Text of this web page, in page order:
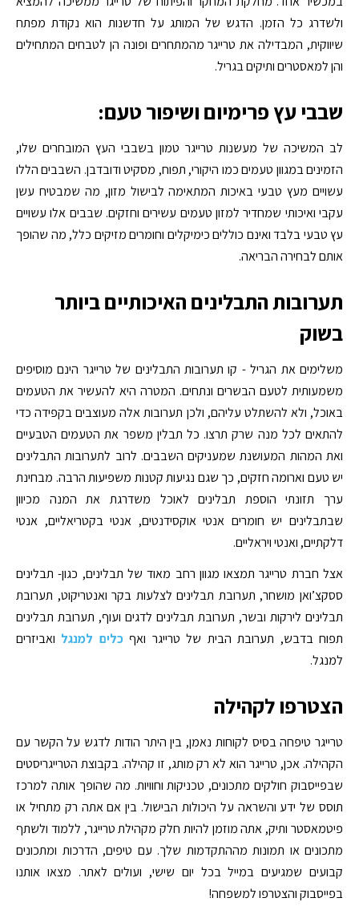
ולשדרג כל הזמן. הדגש של המותג על חדשנות הוא נקודת מפתח
שיווקית, המבדילה את טרייגר מהמתחרים ופונה הן לטבחים המתחילים
והן למאסטרים ותיקים בגריל.
שבבי עץ פרימיום ושיפור טעם:
לב המשיכה של מעשנות טרייגר טמון בשבבי העץ המובחרים שלו,
הזמינים במגוון טעמים כמו היקורי, תפוח, מסקיט ודובדבן. השבבים הללו
עשויים מעץ טבעי באיכות המתאימה לבישול מזון, מה שמבטיח עשן
עקבי ואיכותי שמחדיר למזון טעמים עשירים וחזקים. שבבים אלו עשויים
עץ טבעי בלבד ואינם כוללים כימיקלים וחומרים מזיקים כלל, מה שהופך
אותם לבחירה הבריאה.
תערובות התבלינים האיכותיים ביותר
בשוק
משלימים את הגריל - קו תערובות התבלינים של טרייגר הינם מוסיפים
משמעותית לטעם הבשרים ונתחים. המטרה היא להעשיר את הטעמים
באוכל, ולא להשתלט עליהם, ולכן תערובות אלה מעוצבים בקפידה כדי
להתאים לכל מנה שרק תרצו. כל תבלין משפר את הטעמים הטבעיים
ואת המהות המעושנת שמעניקים השבבים. לרוב לתערובות התבלינים
יש טעם וארומה חזקים, כך שגם נגיעות קטנות משפיעות הרבה. מבחינת
ערך תזונתי הוספת תבלינים לאוכל משדרגת את המנה מכיוון
שבתבלינים יש חומרים אנטי אוקסידנטים, אנטי בקטריאליים, אנטי
דלקתיים, ואנטי ויראליים.
אצל חברת טרייגר תמצאו מגוון רחב מאוד של תבלינים, כגון- תבלינים
ססקצ’ואן מושחר, תערובת תבלינים לצלעות בקר ואנטריקוט, תערובת
תבלינים לירקות ובשר, תערובת תבלינים לדגים ועוף, תערובת תבלינים
תפוח בדבש, תערובת הבית של טרייגר ואףכלים למנגל ואביזרים
למנגל.
הצטרפו לקהילה
טרייגר טיפחה בסיס לקוחות נאמן, בין היתר הודות לדגש על הקשר עם
הקהילה. אכן, טרייגר הוא לא רק מותג, זו קהילה. בקבוצת הטרייגריסטים
שבפייסבוק חולקים מתכונים, טכניקות וחוויות. מה שהופך אותה למרכז
תוסס של ידע והשראה על היכולות הבישול. בין אם אתה רק מתחיל או
פיטמאסטר ותיק, אתה מוזמן להיות חלק מקהילת טרייגר, ללמוד ולשתף
מתכונים או תמונות מההתקדמות שלך. עם טיפים, הדרכות ומתכונים
קבועים שמגיעים במייל בכל יום שישי, ועולים לאתר. מצאו אותנו
בפייסבוק והצטרפו למשפחה!